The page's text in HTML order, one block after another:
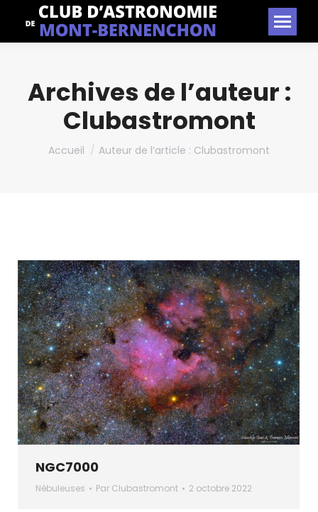
Archives de l’auteur :
Clubastromont
Vous êtes ici :
Accueil Auteur de l’article : Clubastromont
NGC7000
Nébuleuses Par Clubastromont 2 octobre 2022